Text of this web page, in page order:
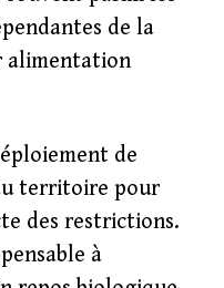
de la
alimentation
de
territoire pour
des restrictions.
à